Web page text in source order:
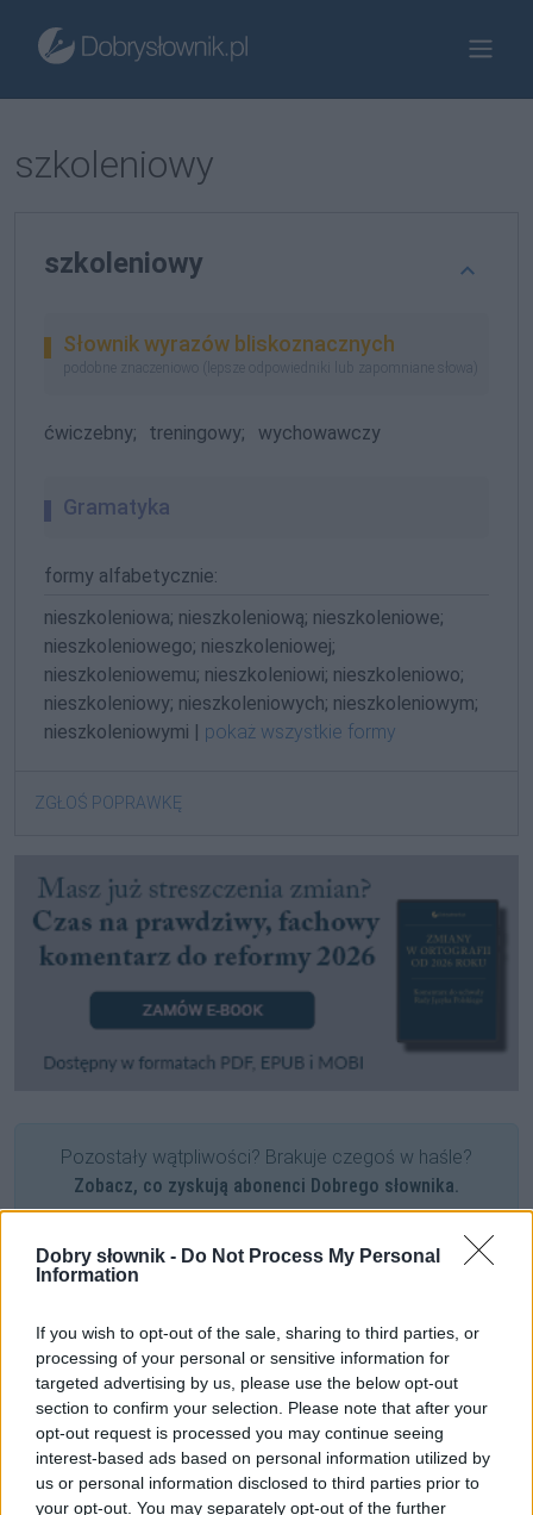
Dobry słownik - Do Not Process My Personal
Information
If you wish to opt-out of the sale, sharing to third parties, or
processing of your personal or sensitive information for
targeted advertising by us, please use the below opt-out
section to confirm your selection. Please note that after your
opt-out request is processed you may continue seeing
interest-based ads based on personal information utilized by
us or personal information disclosed to third parties prior to
your opt-out. You may separately opt-out of the further
szkoleniowy
szkoleniowy
Słownik wyrazów bliskoznacznych
podobne znaczeniowo (lepsze odpowiedniki lub zapomniane słowa)
ćwiczebny; treningowy; wychowawczy
Gramatyka
formy alfabetycznie:
nieszkoleniowa; nieszkoleniową; nieszkoleniowe;
nieszkoleniowego; nieszkoleniowej;
nieszkoleniowemu; nieszkoleniowi; nieszkoleniowo;
nieszkoleniowy; nieszkoleniowych; nieszkoleniowym;
nieszkoleniowymi | pokaż wszystkie formy
ZGŁOŚ POPRAWKĘ
Pozostały wątpliwości? Brakuje czegoś w haśle?
Zobacz, co zyskują abonenci Dobrego słownika.
Często sprawdzane
Odmiana: o formach czasu przyszłego
Mieszkaniec Oslo, mieszkanka Oslo i przymiotnik od Oslo
Gwizdek do mleka, mleko z gwizdkiem?